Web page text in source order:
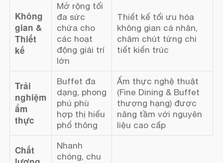
Không
gian &
Thiết
kế
Mở rộng tối
đa sức
chứa cho
các hoạt
động giải trí
lớn
Thiết kế tối ưu hóa
không gian cá nhân,
chăm chút từng chi
tiết kiến trúc
Trải
nghiệm
ẩm
thực
Buffet đa
dạng, phong
phú phù
hợp thị hiếu
phổ thông
Ẩm thực nghệ thuật
(Fine Dining & Buffet
thượng hạng) được
nâng tầm với nguyên
liệu cao cấp
Chất
Nhanh
chóng, chu